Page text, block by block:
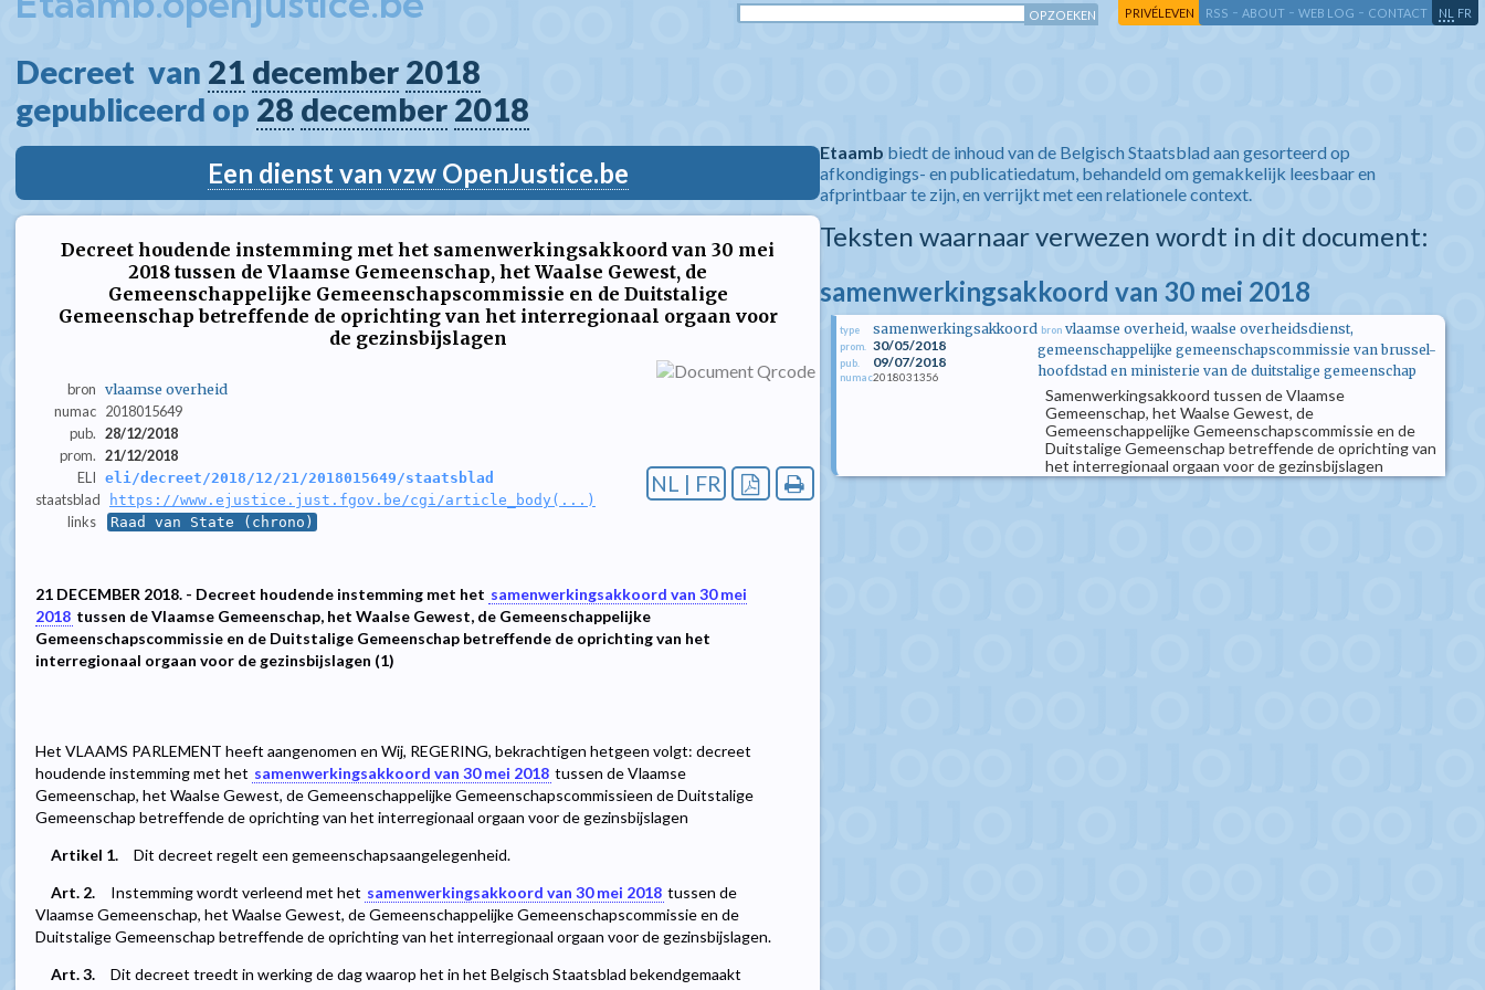
PRIVÉLEVEN RSS - ABOUT - WEB LOG - CONTACT NL FR
Decreet  van 21 december 2018
gepubliceerd op 28 december 2018
Een dienst van vzw OpenJustice.be
Decreet houdende instemming met het samenwerkingsakkoord van 30 mei
2018 tussen de Vlaamse Gemeenschap, het Waalse Gewest, de
Gemeenschappelijke Gemeenschapscommissie en de Duitstalige
Gemeenschap betreffende de oprichting van het interregionaal orgaan voor
de gezinsbijslagen
bron vlaamse overheid
numac 2018015649
pub. 28/12/2018
prom. 21/12/2018
ELI eli/decreet/2018/12/21/2018015649/staatsblad
staatsblad https://www.ejustice.just.fgov.be/cgi/article_body(...)
links Raad van State (chrono)
NL | FR
21 DECEMBER 2018. - Decreet houdende instemming met het samenwerkingsakkoord van 30 mei
2018 tussen de Vlaamse Gemeenschap, het Waalse Gewest, de Gemeenschappelijke
Gemeenschapscommissie en de Duitstalige Gemeenschap betreffende de oprichting van het
interregionaal orgaan voor de gezinsbijslagen (1)
Het VLAAMS PARLEMENT heeft aangenomen en Wij, REGERING, bekrachtigen hetgeen volgt: decreet
houdende instemming met het samenwerkingsakkoord van 30 mei 2018 tussen de Vlaamse
Gemeenschap, het Waalse Gewest, de Gemeenschappelijke Gemeenschapscommissieen de Duitstalige
Gemeenschap betreffende de oprichting van het interregionaal orgaan voor de gezinsbijslagen
Artikel 1.
Dit decreet regelt een gemeenschapsaangelegenheid.
Art. 2.
Instemming wordt verleend met het samenwerkingsakkoord van 30 mei 2018 tussen de
Vlaamse Gemeenschap, het Waalse Gewest, de Gemeenschappelijke Gemeenschapscommissie en de
Duitstalige Gemeenschap betreffende de oprichting van het interregionaal orgaan voor de gezinsbijslagen.
Art. 3.
Dit decreet treedt in werking de dag waarop het in het Belgisch Staatsblad bekendgemaakt
Etaamb biedt de inhoud van de Belgisch Staatsblad aan gesorteerd op
afkondigings- en publicatiedatum, behandeld om gemakkelijk leesbaar en
afprintbaar te zijn, en verrijkt met een relationele context.
Teksten waarnaar verwezen wordt in dit document:
samenwerkingsakkoord van 30 mei 2018
type samenwerkingsakkoord
prom. 30/05/2018
pub. 09/07/2018
numac2018031356
bron vlaamse overheid, waalse overheidsdienst,
gemeenschappelijke gemeenschapscommissie van brussel-
hoofdstad en ministerie van de duitstalige gemeenschap
Samenwerkingsakkoord tussen de Vlaamse
Gemeenschap, het Waalse Gewest, de
Gemeenschappelijke Gemeenschapscommissie en de
Duitstalige Gemeenschap betreffende de oprichting van
het interregionaal orgaan voor de gezinsbijslagen